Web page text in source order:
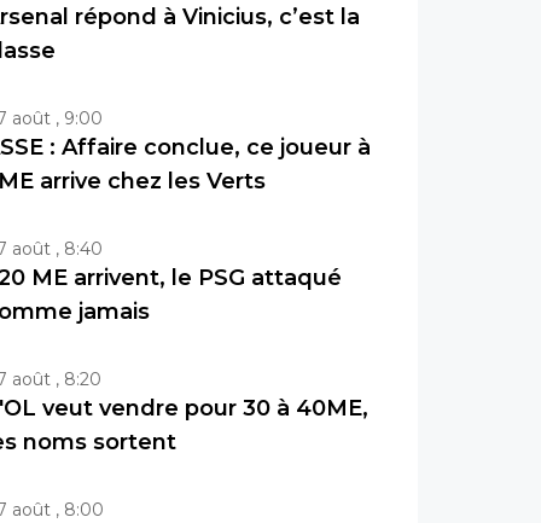
répond à Vinicius, c’est la
août , 9:00
: Affaire conclue, ce joueur à
arrive chez les Verts
août , 8:40
ME arrivent, le PSG attaqué
jamais
août , 8:20
veut vendre pour 30 à 40ME,
noms sortent
août , 8:00